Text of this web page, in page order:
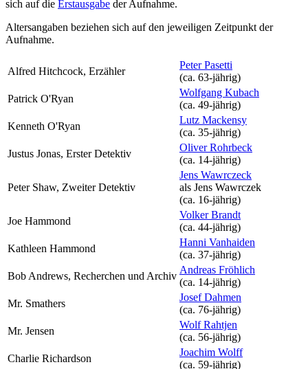
sich auf die Erstausgabe der Aufnahme.
Altersangaben beziehen sich auf den jeweiligen Zeitpunkt der
Aufnahme.
Alfred Hitchcock, Erzähler
Peter Pasetti
(ca. 63‑jährig)
Patrick O'Ryan
Wolfgang Kubach
(ca. 49‑jährig)
Kenneth O'Ryan
Lutz Mackensy
(ca. 35‑jährig)
Justus Jonas, Erster Detektiv
Oliver Rohrbeck
(ca. 14‑jährig)
Peter Shaw, Zweiter Detektiv
Jens Wawrczeck
als Jens Wawrczek
(ca. 16‑jährig)
Joe Hammond
Volker Brandt
(ca. 44‑jährig)
Kathleen Hammond
Hanni Vanhaiden
(ca. 37‑jährig)
Bob Andrews, Recherchen und Archiv
Andreas Fröhlich
(ca. 14‑jährig)
Mr. Smathers
Josef Dahmen
(ca. 76‑jährig)
Mr. Jensen
Wolf Rahtjen
(ca. 56‑jährig)
Charlie Richardson
Joachim Wolff
(ca. 59‑jährig)